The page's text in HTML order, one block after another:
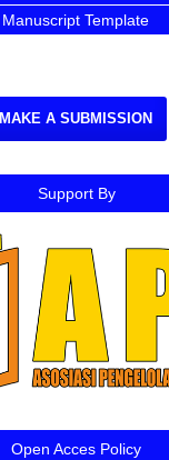
Manuscript Template
MAKE A SUBMISSION
Support By
Open Acces Policy